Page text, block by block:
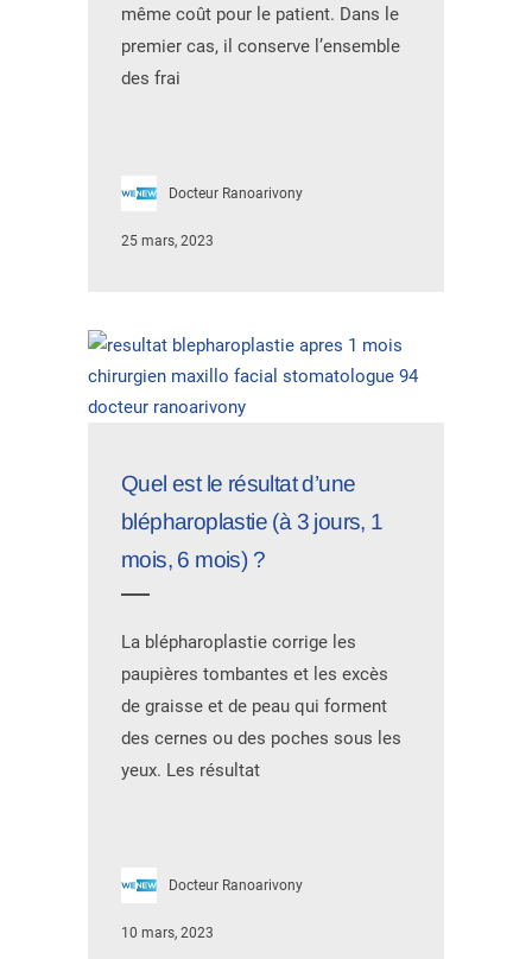
même coût pour le patient. Dans le
premier cas, il conserve l’ensemble
des frai
Docteur Ranoarivony
25 mars, 2023
Quel est le résultat d’une
blépharoplastie (à 3 jours, 1
mois, 6 mois) ?
La blépharoplastie corrige les
paupières tombantes et les excès
de graisse et de peau qui forment
des cernes ou des poches sous les
yeux. Les résultat
Docteur Ranoarivony
10 mars, 2023